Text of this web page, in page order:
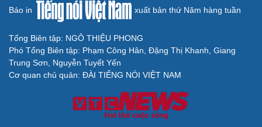
Báo in xuất bản thứ Năm hàng tuần
Tổng Biên tập: NGÔ THIỆU PHONG
Phó Tổng Biên tập: Phạm Công Hân, Đặng Thị Khanh, Giang
Trung Sơn, Nguyễn Tuyết Yến
Cơ quan chủ quản: ĐÀI TIẾNG NÓI VIỆT NAM